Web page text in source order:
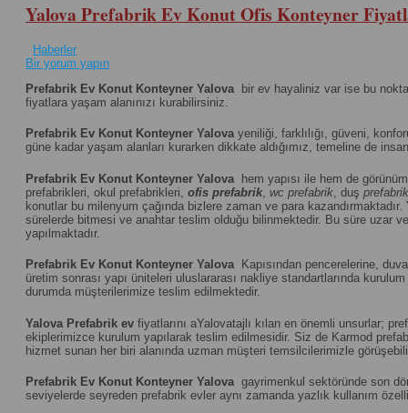
Yalova Prefabrik Ev Konut Ofis Konteyner
Haberler
Bir yorum yapın
Prefabrik Ev Konut Konteyner Yalova bir ev hayaliniz var ise bu
fiyatlara yaşam alanınızı kurabilirsiniz.
Prefabrik Ev Konut Konteyner Yalovayeniliği, farklılığı, güveni,
güne kadar yaşam alanları kurarken dikkate aldığımız, temeline de
Prefabrik Ev Konut Konteyner Yalova hem yapısı ile hem de
prefabrikleri, okul prefabrikleri, ofis prefabrik, wc prefabrik , duş prefabrik
konutlar bu milenyum çağında bizlere zaman ve para kazandırmaktadır.
sürelerde bitmesi ve anahtar teslim olduğu bilinmektedir. Bu süre uzar
yapılmaktadır.
Prefabrik Ev Konut Konteyner YalovaKapısından pencerelerine,
üretim sonrası yapı üniteleri uluslararası nakliye standartlarında
durumda müşterilerimize teslim edilmektedir.
Yalova Prefabrik ev fiyatlarını aYalovatajlı kılan en önemli unsurlar;
ekiplerimizce kurulum yapılarak teslim edilmesidir. Siz de Karmod
hizmet sunan her biri alanında uzman müşteri temsilcilerimizle
Prefabrik Ev Konut Konteyner Yalovagayrimenkul sektöründe son
seviyelerde seyreden prefabrik evler aynı zamanda yazlık kullanım